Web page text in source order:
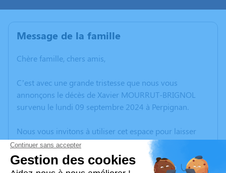
Message de la famille
Chère famille, chers amis,
C’est avec une grande tristesse que nous vous
annonçons le décès de Xavier MOURRUT-BRIGNOL
survenu le lundi 09 septembre 2024 à Perpignan.
Nous vous invitons à utiliser cet espace pour laisser
vos condoléances, partager des photos souvenirs, une
anecdote ou exprimer vos pensées à travers des
poèmes ou des textes. Cet endroit est un lieu